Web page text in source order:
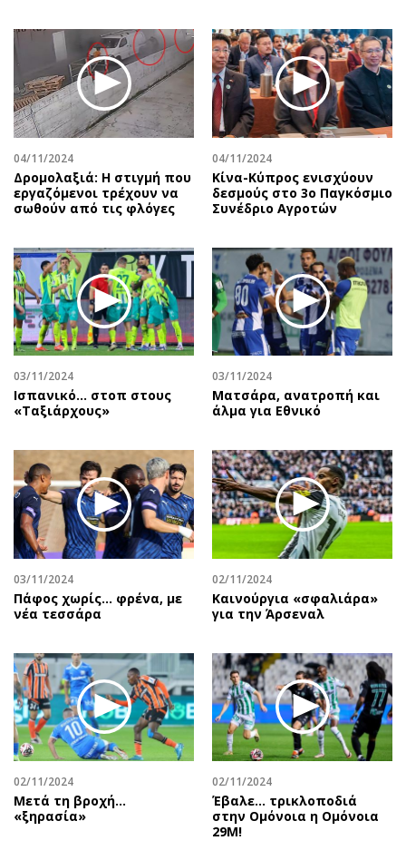
04/11/2024
Δρομολαξιά: Η στιγμή που
εργαζόμενοι τρέχουν να
σωθούν από τις φλόγες
04/11/2024
Κίνα-Κύπρος ενισχύουν
δεσμούς στο 3ο Παγκόσμιο
Συνέδριο Αγροτών
03/11/2024
Ισπανικό... στοπ στους
«Ταξιάρχους»
03/11/2024
Ματσάρα, ανατροπή και
άλμα για Εθνικό
03/11/2024
Πάφος χωρίς... φρένα, με
νέα τεσσάρα
02/11/2024
Καινούργια «σφαλιάρα»
για την Άρσεναλ
02/11/2024
Μετά τη βροχή…
«ξηρασία»
02/11/2024
Έβαλε… τρικλοποδιά
στην Ομόνοια η Ομόνοια
29Μ!